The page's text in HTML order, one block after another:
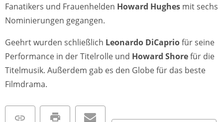
Fanatikers und Frauenhelden Howard Hughes mit sechs
Nominierungen gegangen.
Geehrt wurden schließlich Leonardo DiCapriofür seine
Performance in der Titelrolle und Howard Shorefür die
Titelmusik. Außerdem gab es den Globe für das beste
Filmdrama.